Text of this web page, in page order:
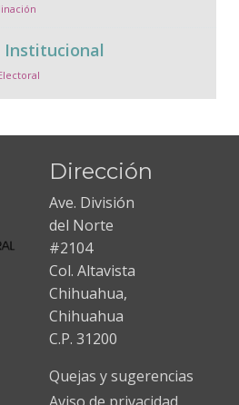
Institucional
Dirección
Ave. División
del Norte
#2104
Col. Altavista
Chihuahua,
Chihuahua
C.P. 31200
Quejas y sugerencias